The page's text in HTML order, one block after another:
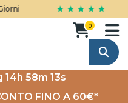
★ ★ ★ ★ ★
Cerca
0
14h 58m 12s
FINO A 60€*